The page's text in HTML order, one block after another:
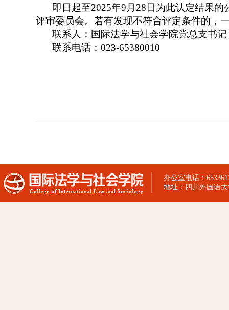
即日起至2025年9月28日为此认定结果
评审委员会。若有发现不符合评定条件的，
联系人：国际法学与社会学院党总支书记
联系电话： 023-65380010
办公室电话：
地址：四川外国语